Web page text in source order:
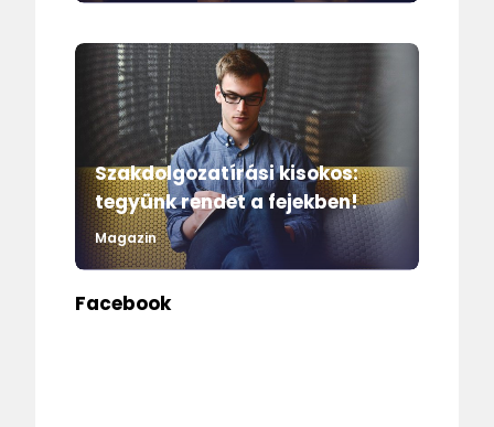
Szakdolgozatírási kisokos:
tegyünk rendet a fejekben!
Magazin
Facebook